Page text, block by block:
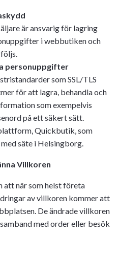
är ansvarig för lagring
i webbutiken och
personuppgifter
som SSL/TLS
för att lagra, behandla och
som exempelvis
på ett säkert sätt.
Quickbutik, som
säte i Helsingborg.
Villkoren
att när som helst företa
av villkoren kommer att
De ändrade villkoren
med order eller besök